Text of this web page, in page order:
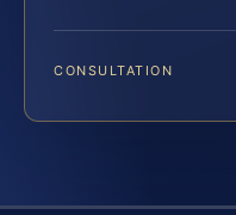
CONSULTATION